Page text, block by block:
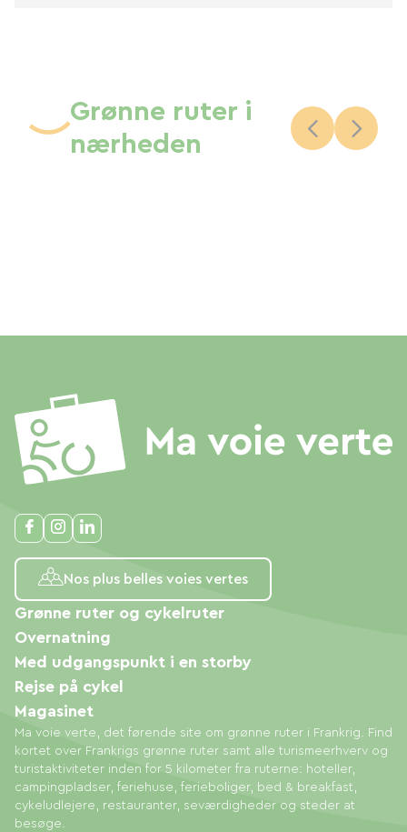
Grønne ruter i
nærheden
Nos plus belles voies vertes
Ma voie verte, det førende site om grønne ruter i Frankrig. Find
kortet over Frankrigs grønne ruter samt alle turismeerhverv og
turistaktiviteter inden for 5 kilometer fra ruterne: hoteller,
campingpladser, feriehuse, ferieboliger, bed & breakfast,
cykeludlejere, restauranter, seværdigheder og steder at
besøge.
Grønne ruter og cykelruter
Overnatning
Med udgangspunkt i en storby
Rejse på cykel
Magasinet